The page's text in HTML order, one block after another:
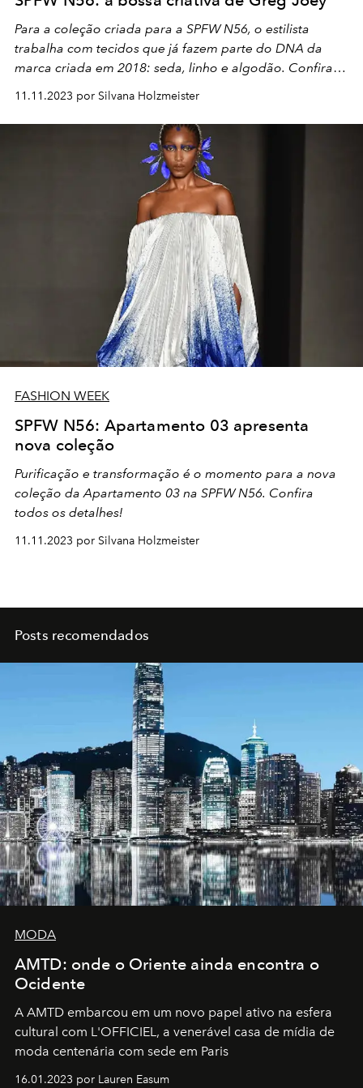
Para a coleção criada para a SPFW N56, o estilista
trabalha com tecidos que já fazem parte do DNA da
marca criada em 2018: seda, linho e algodão. Confira
11.11.2023 por Silvana Holzmeister
FASHION WEEK
SPFW N56: Apartamento 03 apresenta
nova coleção
Purificação e transformação é o momento para a nova
coleção da Apartamento 03 na SPFW N56. Confira
todos os detalhes!
11.11.2023 por Silvana Holzmeister
Posts recomendados
MODA
AMTD: onde o Oriente ainda encontra o
Ocidente
A AMTD embarcou em um novo papel ativo na esfera
cultural com L'OFFICIEL, a venerável casa de mídia de
moda centenária com sede em Paris
16.01.2023 por Lauren Easum